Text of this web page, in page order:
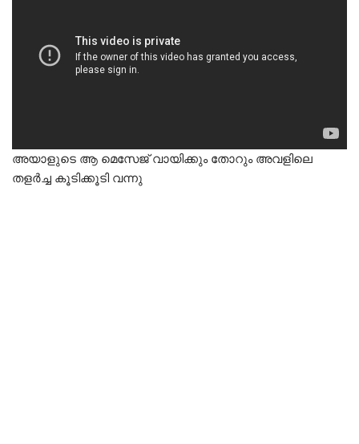
അയാളുടെ ആ മെസേജ് വായിക്കും തോറും അവളിലെ
തളർച്ച കൂടിക്കൂടി വന്നു